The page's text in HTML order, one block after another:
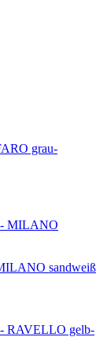
grau-
sandweiß